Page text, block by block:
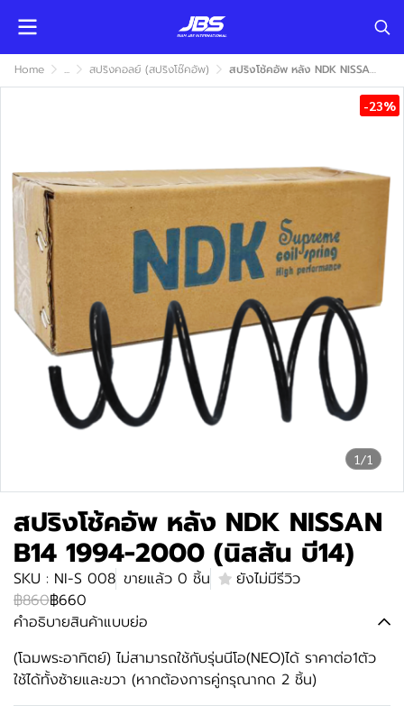
Home ... สปริงคอลย์ (สปริงโช๊คอัพ) สปริงโช้คอัพ หลัง NDK NISSAN B14 1994-2000 (นิสสัน บี14)
1/1
-23%
สปริงโช้คอัพ หลัง NDK NISSAN
B14 1994-2000 (นิสสัน บี14)
SKU : NI-S 008 ขายแล้ว 0 ชิ้น
ยังไม่มีรีวิว
฿860฿660
คำอธิบายสินค้าแบบย่อ
(โฉมพระอาทิตย์) ไม่สามารถใช้กับรุ่นนีโอ(NEO)ได้ ราคาต่อ1ตัว
ใช้ได้ทั้งซ้ายและขวา (หากต้องการคู่กรุณากด 2 ชิ้น)